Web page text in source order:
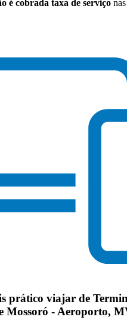
é cobrada taxa de serviço
prático viajar de
Mossoró - Aeroporto,